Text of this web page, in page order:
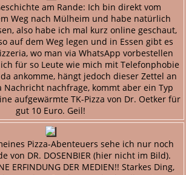
am Rande: Ich bin direkt vom
Weg nach Mülheim und habe natürlich
also habe ich mal kurz online geschaut,
auf dem Weg legen und in Essen gibt es
wo man via WhatsApp vorbestellen
für so Leute wie mich mit Telefonphobie
ankomme, hängt jedoch dieser Zettel an
Nachricht nachfrage, kommt aber ein Typ
aufgewärmte TK-Pizza von Dr. Oetker für
gut 10 Euro. Geil!
Pizza-Abenteuers sehe ich nur noch
von DR. DOSENBIER (hier nicht im Bild).
ERFINDUNG DER MEDIEN!! Starkes Ding,